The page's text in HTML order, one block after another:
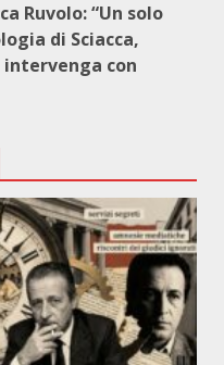
Ruvolo: “Un solo
di Sciacca,
con